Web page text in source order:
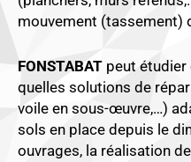
mouvement (tassement)
FONSTABAT peut étudier
quelles solutions de
voile en sous-œuvre,…)
sols en place depuis le
ouvrages, la réalisation